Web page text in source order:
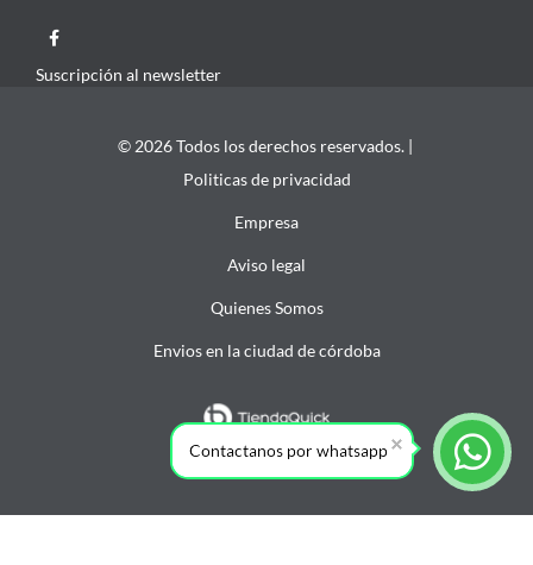
Suscripción al newsletter
© 2026 Todos los derechos reservados. |
Politicas de privacidad
Empresa
Aviso legal
Quienes Somos
Envios en la ciudad de córdoba
Contactanos por whatsapp